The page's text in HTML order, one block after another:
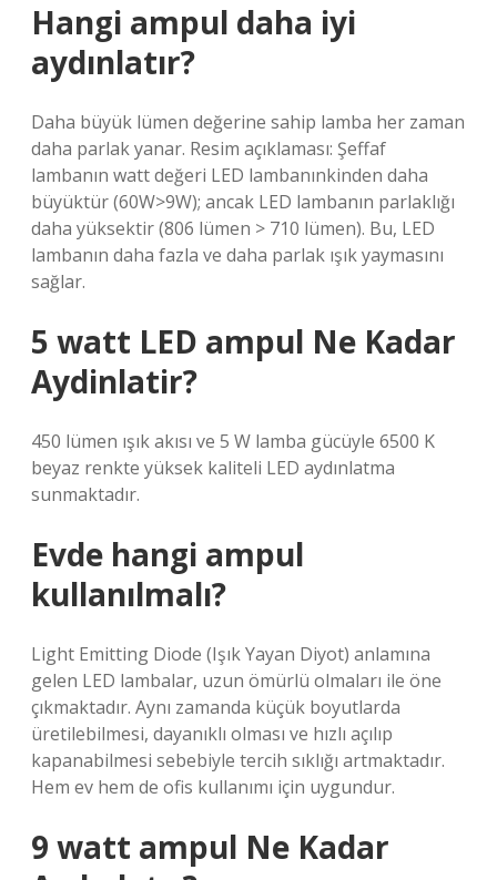
Hangi ampul daha iyi
aydınlatır?
Daha büyük lümen değerine sahip lamba her zaman
daha parlak yanar. Resim açıklaması: Şeffaf
lambanın watt değeri LED lambanınkinden daha
büyüktür (60W>9W); ancak LED lambanın parlaklığı
daha yüksektir (806 lümen > 710 lümen). Bu, LED
lambanın daha fazla ve daha parlak ışık yaymasını
sağlar.
5 watt LED ampul Ne Kadar
Aydinlatir?
450 lümen ışık akısı ve 5 W lamba gücüyle 6500 K
beyaz renkte yüksek kaliteli LED aydınlatma
sunmaktadır.
Evde hangi ampul
kullanılmalı?
Light Emitting Diode (Işık Yayan Diyot) anlamına
gelen LED lambalar, uzun ömürlü olmaları ile öne
çıkmaktadır. Aynı zamanda küçük boyutlarda
üretilebilmesi, dayanıklı olması ve hızlı açılıp
kapanabilmesi sebebiyle tercih sıklığı artmaktadır.
Hem ev hem de ofis kullanımı için uygundur.
9 watt ampul Ne Kadar